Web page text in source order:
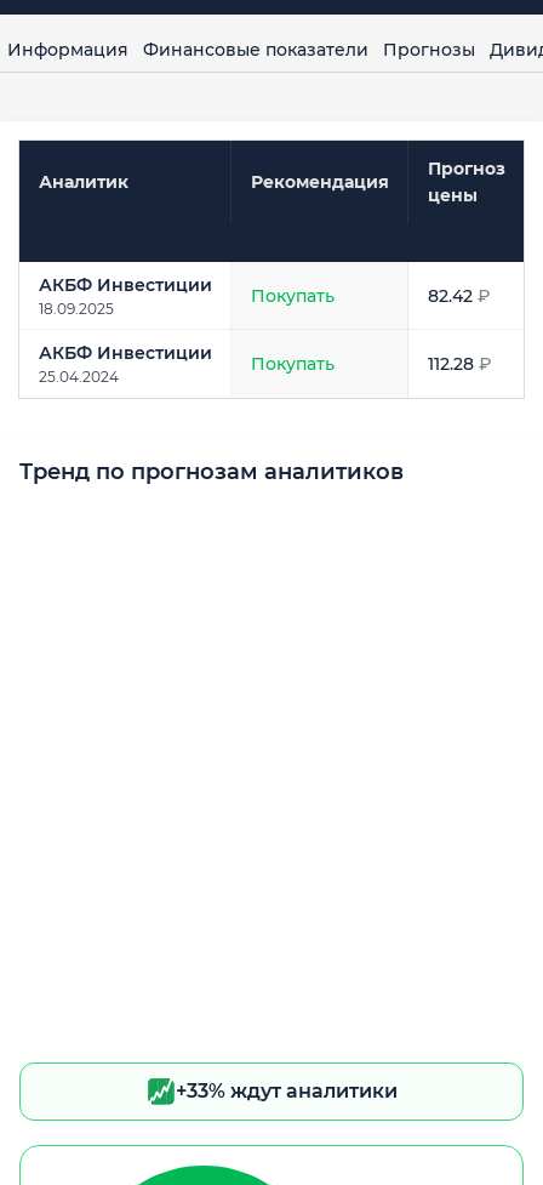
Информация Финансовые показатели Прогнозы
Аналитик Рекомендация
Прогноз
цены
АКБФ Инвестиции
18.09.2025
Покупать 82.42 ₽
АКБФ Инвестиции
25.04.2024
Покупать 112.28 ₽
Тренд по прогнозам аналитиков
+33% ждут аналитики